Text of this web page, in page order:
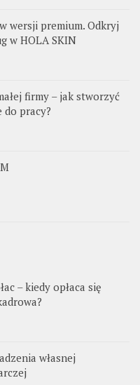
wersji premium. Odkryj
w HOLA SKIN
firmy – jak stworzyć
do pracy?
– kiedy opłaca się
własnej